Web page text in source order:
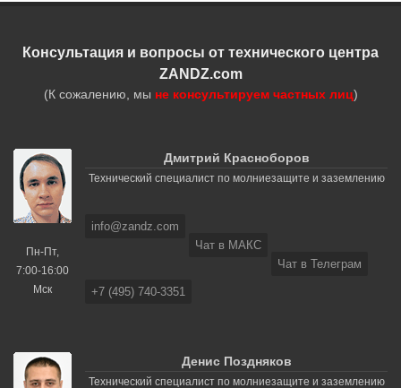
Консультация и вопросы от технического центра
ZANDZ.com
(К сожалению, мы не консультируем частных лиц)
Пн-Пт,
7:00-16:00
Мск
Дмитрий Красноборов
Технический специалист по молниезащите и заземлению
info@zandz.com
Чат в МАКС
Чат в Телеграм
+7 (495) 740-3351
Денис Поздняков
Технический специалист по молниезащите и заземлению